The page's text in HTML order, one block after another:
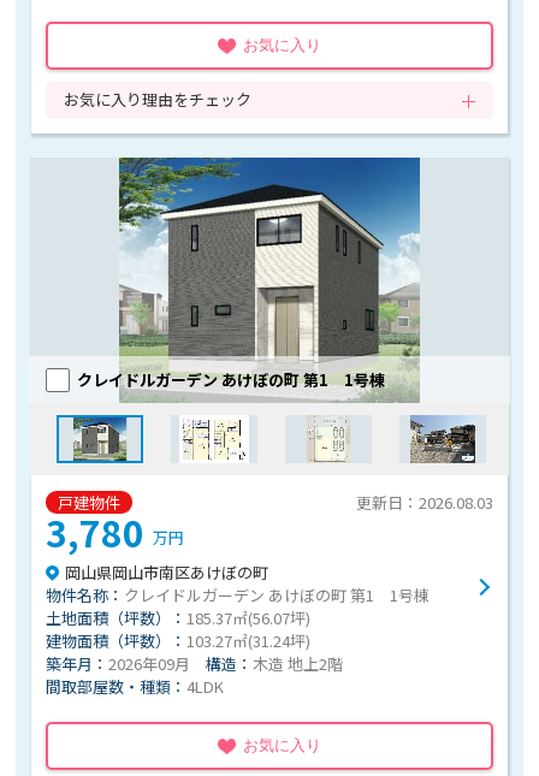
お気に入り
お気に入り理由をチェック
戸建物件
クレイドルガーデン あけぼの町 第1 1号棟
更新日：2026.08.03
3,780万円
岡山県岡山市南区あけぼの町
物件名称： クレイドルガーデン あけぼの町 第1 1号棟
土地面積（坪数）：185.37㎡(56.07坪)
建物面積（坪数）：103.27㎡(31.24坪)
築年月：2026年09月 構造：木造 地上2階
間取部屋数・種類： 4LDK
お気に入り